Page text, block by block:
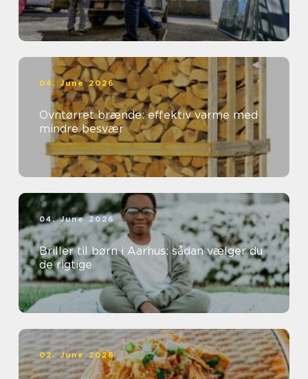
04. June 2026
Ovntørret brænde: effektiv varme med
mindre besvær
04. June 2026
Briller til børn i Aarhus: sådan vælger du
de rigtige
02. June 2026